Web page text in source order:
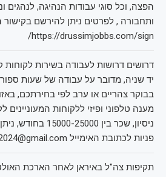
הפצה, וכל סוגי עבודות הנהיגה, לנהגים
ותחבורה , לפרטים ניתן להירשם
https://drussimjobbs.com/sign/
יד שניה, מדובר על עבודה של שעות
בבוקר צהריים או ערב לפי בחירתכם,
ניסיון, שכר בין
פניות לכתובת האימייל allwhatyouneed2024@gmail.com
תקיפות צה"ל באיראן לאחר הארכת